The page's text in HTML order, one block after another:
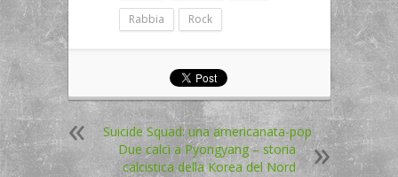
Rabbia Rock
Suicide Squad: una americanata-pop
Due calci a Pyongyang – storia
calcistica della Korea del Nord